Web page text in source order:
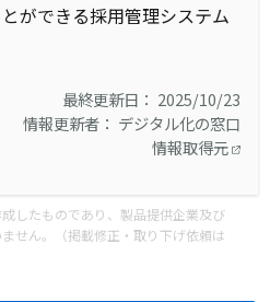
ができる採用管理システム
最終更新日： 2025/10/23
情報更新者： デジタル化の窓口
情報取得元
したものであり、製品提供企業及び
せん。（掲載修正・取り下げ依頼は